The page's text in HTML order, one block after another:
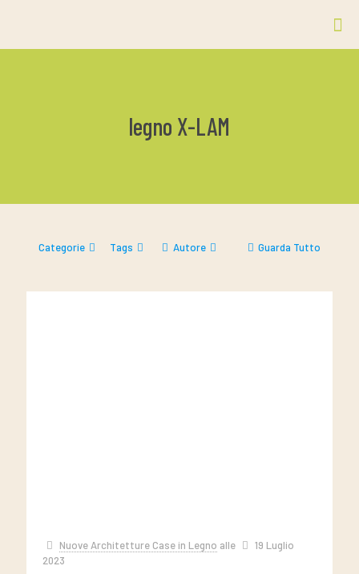
legno X-LAM
Categorie Tags Autore Guarda Tutto
Nuove Architetture Case in Legno alle
19 Luglio
2023